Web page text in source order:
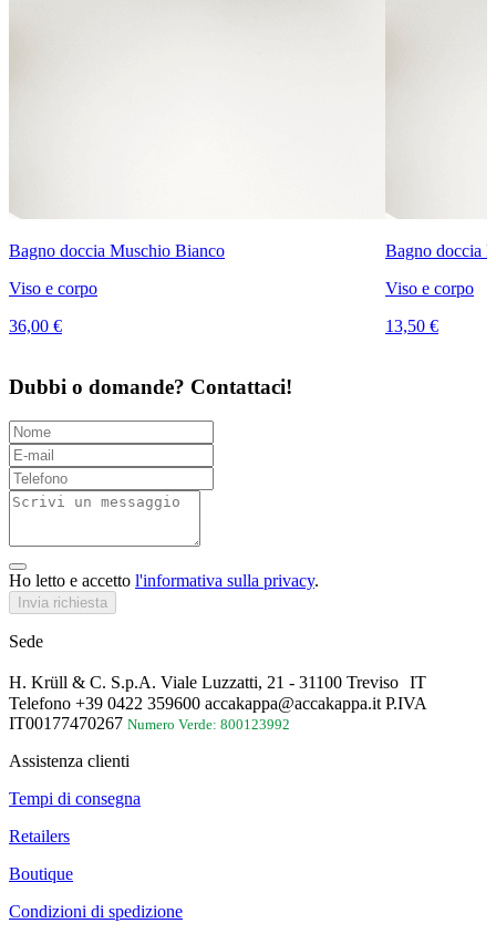
Bagno doccia Muschio Bianco
Viso e corpo
36,00 €
Bagno doccia
Viso e corpo
13,50 €
Dubbi o domande? Contattaci!
Ho letto e accetto l'informativa sulla privacy.
Invia richiesta
Sede
H. Krüll & C. S.p.A. Viale Luzzatti, 21 - 31100 Treviso IT
Telefono +39 0422 359600 accakappa@accakappa.it P.IVA
IT00177470267 Numero Verde: 800123992
Assistenza clienti
Tempi di consegna
Retailers
Boutique
Condizioni di spedizione